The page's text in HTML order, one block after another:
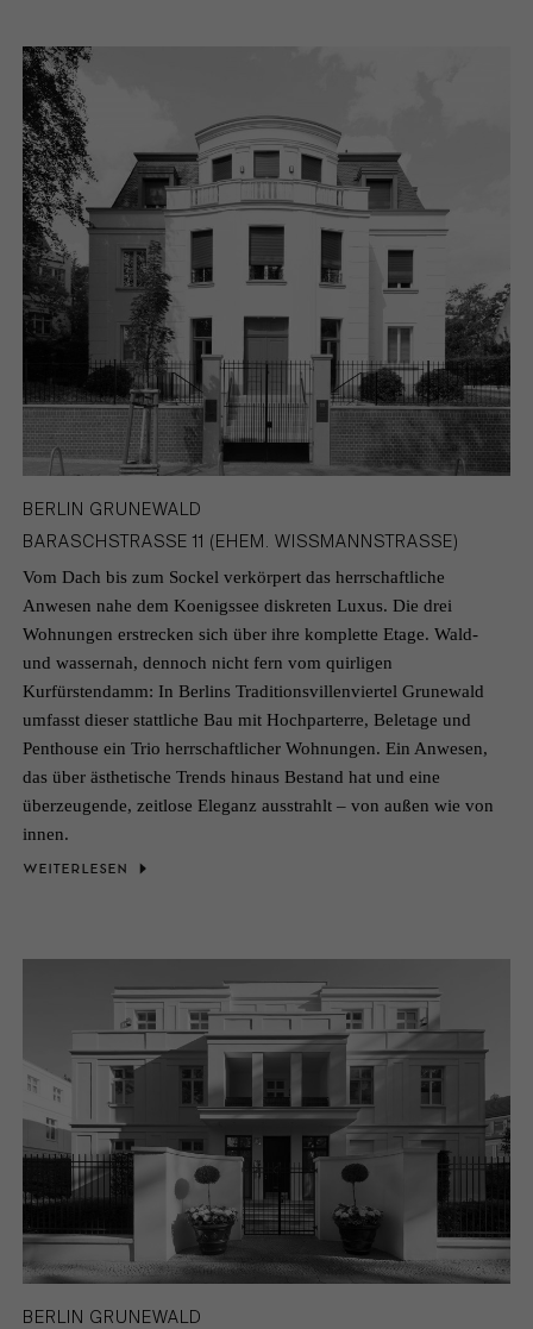
BERLIN GRUNEWALD
BARASCHSTRASSE 11 (EHEM. WISSMANNSTRASSE)
Vom Dach bis zum Sockel verkörpert das herrschaftliche
Anwesen nahe dem Koenigssee diskreten Luxus. Die drei
Wohnungen erstrecken sich über ihre komplette Etage. Wald-
und wassernah, dennoch nicht fern vom quirligen
Kurfürstendamm: In Berlins Traditionsvillenviertel Grunewald
umfasst dieser stattliche Bau mit Hochparterre, Beletage und
Penthouse ein Trio herrschaftlicher Wohnungen. Ein Anwesen,
das über ästhetische Trends hinaus Bestand hat und eine
überzeugende, zeitlose Eleganz ausstrahlt – von außen wie von
innen.
WEITERLESEN
BERLIN GRUNEWALD